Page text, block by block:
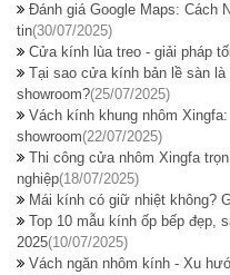
Đánh giá Google Maps: Cách
tin(30/07/2025)
Cửa kính lùa treo - giải pháp
Tại sao cửa kính bản lề sàn
showroom?(25/07/2025)
Vách kính khung nhôm
showroom(22/07/2025)
Thi công cửa nhôm Xingfa
nghiệp(18/07/2025)
Mái kính có giữ nhiệt không?
Top 10 mẫu kính ốp bếp đẹp,
2025(10/07/2025)
Vách ngăn nhôm kính - Xu